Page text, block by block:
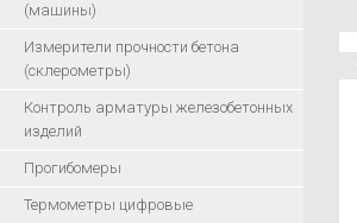
(машины)
Измерители прочности бетона
(склерометры)
Контроль арматуры железобетонных
изделий
Прогибомеры
Термометры цифровые